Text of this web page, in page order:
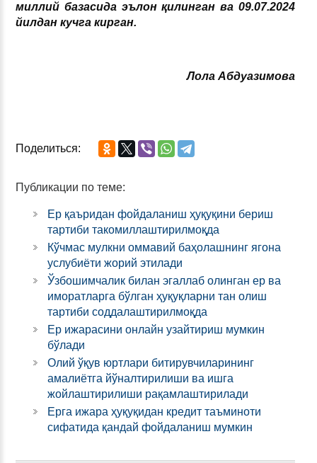
миллий базасида эълон қилинган ва 09.07.2024
йилдан кучга кирган.
Лола Абдуазимова
Поделиться:
Публикации по теме:
Ер қаъридан фойдаланиш ҳуқуқини бериш
тартиби такомиллаштирилмоқда
Кўчмас мулкни оммавий баҳолашнинг ягона
услубиёти жорий этилади
Ўзбошимчалик билан эгаллаб олинган ер ва
иморатларга бўлган ҳуқуқларни тан олиш
тартиби соддалаштирилмоқда
Ер ижарасини онлайн узайтириш мумкин
бўлади
Олий ўқув юртлари битирувчиларининг
амалиётга йўналтирилиши ва ишга
жойлаштирилиши рақамлаштирилади
Ерга ижара ҳуқуқидан кредит таъминоти
сифатида қандай фойдаланиш мумкин